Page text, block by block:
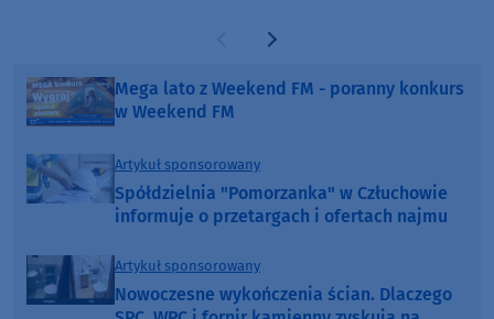
Poprzednia strona
Następna strona
Mega lato z Weekend FM - poranny konkurs
w Weekend FM
Artykuł sponsorowany
Spółdzielnia "Pomorzanka" w Człuchowie
informuje o przetargach i ofertach najmu
Artykuł sponsorowany
Nowoczesne wykończenia ścian. Dlaczego